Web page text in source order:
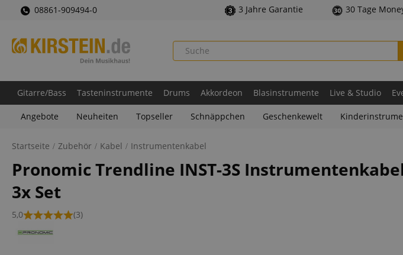
08861-909494-0 3 Jahre Garantie 30 Tage
Gitarre/Bass Tasteninstrumente Drums Akkordeon Blasinstrumente Live & Studio
Angebote Neuheiten Topseller Schnäppchen Geschenkewelt
Startseite Zubehör Kabel Instrumentenkabel
Pronomic Trendline INST-3S
3x Set
5,0 (3)